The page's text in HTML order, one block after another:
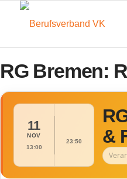
RG Bremen:
11
NOV
13:00
23:50
&